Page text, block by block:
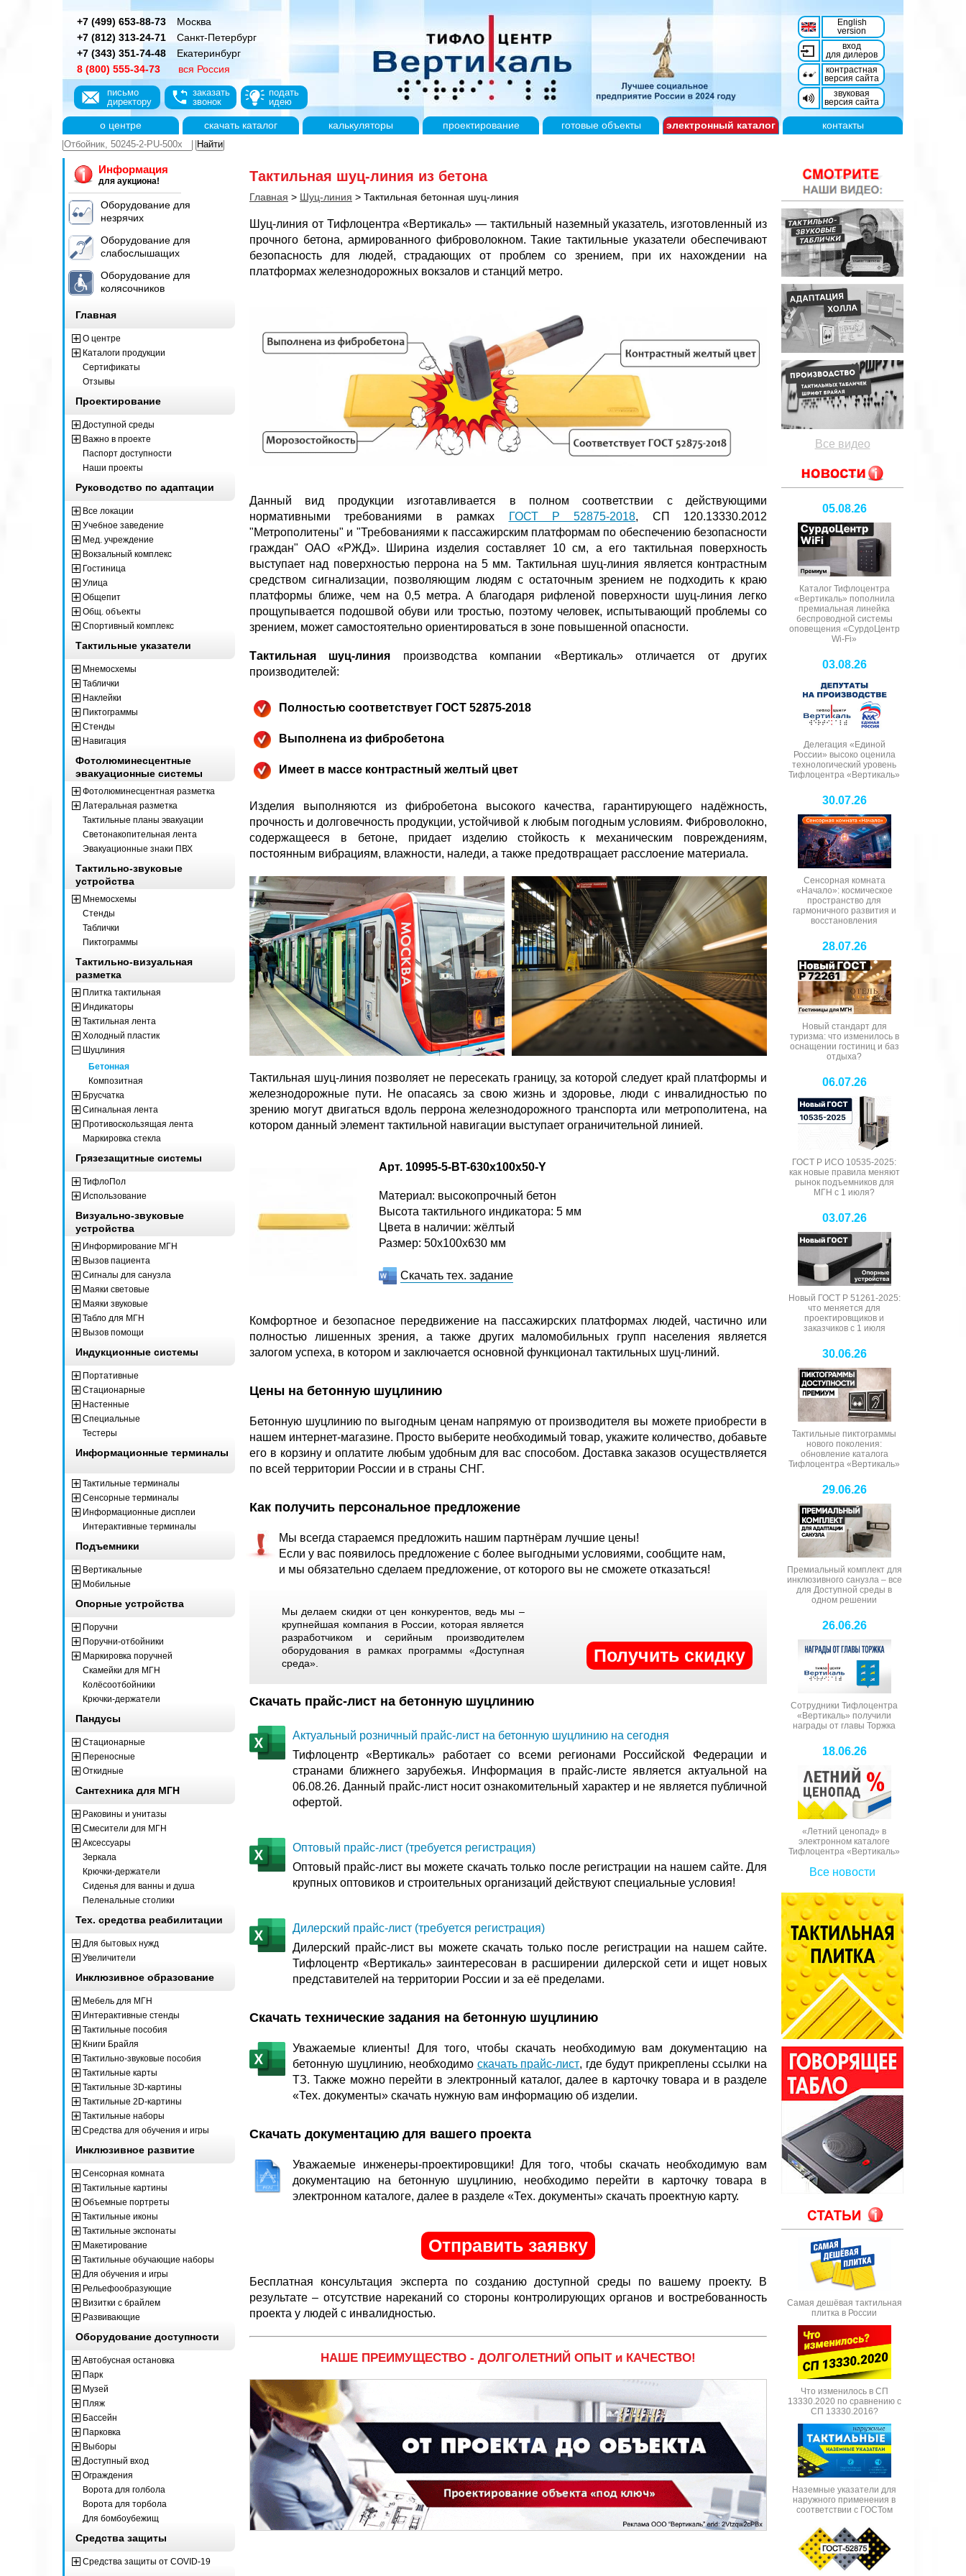
+7 (499) 653-88-73
Москва
+7 (812) 313-24-71
Санкт-Петербург
+7 (343) 351-74-48
Екатеринбург
8 (800) 555-34-73
вся Россия
письмо
директору
заказать
звонок
подать
идею
English
version
вход
для дилеров
контрастная
версия сайта
звуковая
версия сайта
о центре скачать каталог калькуляторы проектирование готовыеобъекты электронный каталог контакты
Тактильная шуц-линия из бетона
Главная > Шуц-линия > Тактильная бетонная шуц-линия
Шуц-линия от Тифлоцентра «Вертикаль» — тактильный наземный указатель, изготовленный из
прочного бетона, армированного фиброволокном. Такие тактильные указатели обеспечивают
безопасность для людей, страдающих от проблем со зрением, при их нахождении на
платформах железнодорожных вокзалов и станций метро.
Данный вид продукции изготавливается в полном соответствии с действующими
нормативными требованиями в рамках
ГОСТ Р 52875-2018, СП 120.13330.2012
"Метрополитены" и "Требованиями к пассажирским платформам по обеспечению безопасности
граждан" ОАО «РЖД». Ширина изделия составляет 10 см, а его тактильная поверхность
выступает над поверхностью перрона на 5 мм. Тактильная шуц-линия является контрастным
средством сигнализации, позволяющим людям с остаточным зрением не подходить к краю
платформы ближе, чем на 0,5 метра. А благодаря рифленой поверхности шуц-линия легко
прощупывается подошвой обуви или тростью, поэтому человек, испытывающий проблемы со
зрением, может самостоятельно ориентироваться в зоне повышенной опасности.
Тактильная шуц-линия производства компании «Вертикаль» отличается от других
производителей:
Полностью соответствует ГОСТ 52875-2018
Выполнена из фибробетона
Имеет в массе контрастный желтый цвет
Изделия выполняются из фибробетона высокого качества, гарантирующего надёжность,
прочность и долговечность продукции, устойчивой к любым погодным условиям. Фиброволокно,
содержащееся в бетоне, придает изделию стойкость к механическим повреждениям,
постоянным вибрациям, влажности, наледи, а также предотвращает расслоение материала.
Тактильная шуц-линия позволяет не пересекать границу, за которой следует край платформы и
железнодорожные пути. Не опасаясь за свою жизнь и здоровье, люди с инвалидностью по
зрению могут двигаться вдоль перрона железнодорожного транспорта или метрополитена, на
котором данный элемент тактильной навигации выступает ограничительной линией.
Арт. 10995-5-BT-630х100х50-Y
Материал: высокопрочный бетон
Высота тактильного индикатора: 5 мм
Цвета в наличии: жёлтый
Размер: 50x100x630 мм
Скачать тех. задание
Комфортное и безопасное передвижение на пассажирских платформах людей, частично или
полностью лишенных зрения, а также других маломобильных групп населения является
залогом успеха, в котором и заключается основной функционал тактильных шуц-линий.
Цены на бетонную шуцлинию
Бетонную шуцлинию по выгодным ценам напрямую от производителя вы можете приобрести в
нашем интернет-магазине. Просто выберите необходимый товар, укажите количество, добавьте
его в корзину и оплатите любым удобным для вас способом. Доставка заказов осуществляется
по всей территории России и в страны СНГ.
Как получить персональное предложение
Мы всегда стараемся предложить нашим партнёрам лучшие цены!
Если у вас появилось предложение с более выгодными условиями, сообщите нам,
и мы обязательно сделаем предложение, от которого вы не сможете отказаться!
Получить скидку
Мы делаем скидки от цен конкурентов, ведь мы –
крупнейшая компания в России, которая является
разработчиком и серийным производителем
оборудования в рамках программы «Доступная
среда».
Скачать прайс-лист на бетонную шуцлинию
Актуальный розничный прайс-лист на бетонную шуцлинию на сегодня
Тифлоцентр «Вертикаль» работает со всеми регионами Российской Федерации и
странами ближнего зарубежья. Информация в прайс-листе является актуальной на
06.08.26. Данный прайс-лист носит ознакомительный характер и не является публичной
офертой.
Оптовый прайс-лист (требуется регистрация)
Оптовый прайс-лист вы можете скачать только после регистрации на нашем сайте. Для
крупных оптовиков и строительных организаций действуют специальные условия!
Дилерский прайс-лист (требуется регистрация)
Дилерский прайс-лист вы можете скачать только после регистрации на нашем сайте.
Тифлоцентр «Вертикаль» заинтересован в расширении дилерской сети и ищет новых
представителей на территории России и за её пределами.
Скачать технические задания на бетонную шуцлинию
Уважаемые клиенты! Для того, чтобы скачать необходимую вам документацию на
бетонную шуцлинию, необходимо скачать прайс-лист, где будут прикреплены ссылки на
ТЗ. Также можно перейти в электронный каталог, далее в карточку товара и в разделе
«Тех. документы» скачать нужную вам информацию об изделии.
Скачать документацию для вашего проекта
Уважаемые инженеры-проектировщики! Для того, чтобы скачать необходимую вам
документацию на бетонную шуцлинию, необходимо перейти в карточку товара в
электронном каталоге, далее в разделе «Тех. документы» скачать проектную карту.
Отправить заявку
Бесплатная консультация эксперта по созданию доступной среды по вашему проекту. В
результате – отсутствие нареканий со стороны контролирующих органов и востребованность
проекта у людей с инвалидностью.
НАШЕ ПРЕИМУЩЕСТВО - ДОЛГОЛЕТНИЙ ОПЫТ и КАЧЕСТВО!
Информация
для аукциона!
Оборудование для
незрячих
Оборудование для
слабослышащих
Оборудование для
колясочников
Главная
О центре
Каталоги продукции
Сертификаты
Отзывы
Проектирование
Доступной среды
Важно в проекте
Паспорт доступности
Наши проекты
Руководство по адаптации
Все локации
Учебное заведение
Мед. учреждение
Вокзальный комплекс
Гостиница
Улица
Общепит
Общ. объекты
Спортивный комплекс
Тактильные указатели
Мнемосхемы
Таблички
Наклейки
Пиктограммы
Стенды
Навигация
Фотолюминесцентные
эвакуационные системы
Фотолюминесцентная разметка
Латеральная разметка
Тактильные планы эвакуации
Светонакопительная лента
Эвакуационные знаки ПВХ
Тактильно-звуковые
устройства
Мнемосхемы
Стенды
Таблички
Пиктограммы
Тактильно-визуальная
разметка
Плитка тактильная
Индикаторы
Тактильная лента
Холодный пластик
Шуцлиния
Бетонная
Композитная
Брусчатка
Сигнальная лента
Противоскользящая лента
Маркировка стекла
Грязезащитные системы
ТифлоПол
Использование
Визуально-звуковые
устройства
Информирование МГН
Вызов пациента
Сигналы для санузла
Маяки световые
Маяки звуковые
Табло для МГН
Вызов помощи
Индукционные системы
Портативные
Стационарные
Настенные
Специальные
Тестеры
Информационные терминалы
Тактильные терминалы
Сенсорные терминалы
Информационные дисплеи
Интерактивные терминалы
Подъемники
Вертикальные
Мобильные
Опорные устройства
Поручни
Поручни-отбойники
Маркировка поручней
Скамейки для МГН
Колёсоотбойники
Крючки-держатели
Пандусы
Стационарные
Переносные
Откидные
Сантехника для МГН
Раковины и унитазы
Смесители для МГН
Аксессуары
Зеркала
Крючки-держатели
Сиденья для ванны и душа
Пеленальные столики
Тех. средства реабилитации
Для бытовых нужд
Увеличители
Инклюзивное образование
Мебель для МГН
Интерактивные стенды
Тактильные пособия
Книги Брайля
Тактильно-звуковые пособия
Тактильные карты
Тактильные 3D-картины
Тактильные 2D-картины
Тактильные наборы
Средства для обучения и игры
Инклюзивное развитие
Сенсорная комната
Тактильные картины
Объемные портреты
Тактильные иконы
Тактильные экспонаты
Макетирование
Тактильные обучающие наборы
Для обучения и игры
Рельефообразующие
Визитки с брайлем
Развивающие
Оборудование доступности
Автобусная остановка
Парк
Музей
Пляж
Бассейн
Парковка
Выборы
Доступный вход
Ограждения
Ворота для голбола
Ворота для торбола
Для бомбоубежищ
Средства защиты
Средства защиты от COVID-19
Все видео
05.08.26
Каталог Тифлоцентра
«Вертикаль» пополнила
премиальная линейка
беспроводной системы
оповещения «СурдоЦентр
Wi-Fi»
03.08.26
Делегация «Единой
России» высоко оценила
технологический уровень
Тифлоцентра «Вертикаль»
30.07.26
Сенсорная комната
«Начало»: космическое
пространство для
гармоничного развития и
восстановления
28.07.26
Новый стандарт для
туризма: что изменилось в
оснащении гостиниц и баз
отдыха?
06.07.26
ГОСТ Р ИСО 10535-2025:
как новые правила меняют
рынок подъемников для
МГН с 1 июля?
03.07.26
Новый ГОСТ Р 51261-2025:
что меняется для
проектировщиков и
заказчиков с 1 июля
30.06.26
Тактильные пиктограммы
нового поколения:
обновление каталога
Тифлоцентра «Вертикаль»
29.06.26
Премиальный комплект для
инклюзивного санузла – все
для Доступной среды в
одном решении
26.06.26
Сотрудники Тифлоцентра
«Вертикаль» получили
награды от главы Торжка
18.06.26
«Летний ценопад» в
электронном каталоге
Тифлоцентра «Вертикаль»
Все новости
Самая дешёвая тактильная
плитка в России
Что изменилось в СП
13330.2020 по сравнению с
СП 13330.2016?
Наземные указатели для
наружного применения в
соответствии с ГОСТом